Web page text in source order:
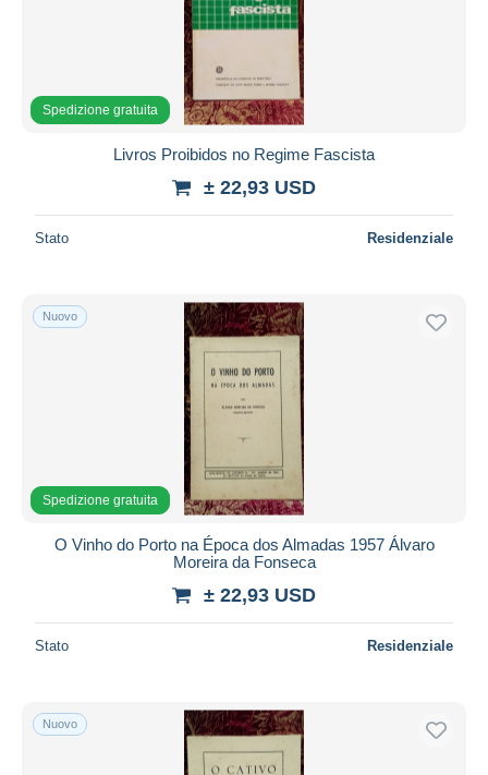
Spedizione gratuita
Livros Proibidos no Regime Fascista
± 22,93 USD
Stato Residenziale
Nuovo
Spedizione gratuita
O Vinho do Porto na Época dos Almadas 1957 Álvaro
Moreira da Fonseca
± 22,93 USD
Stato Residenziale
Nuovo